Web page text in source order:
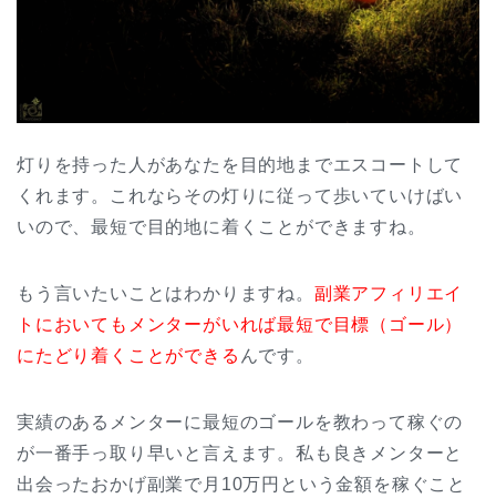
灯りを持った人があなたを目的地までエスコートして
くれます。これならその灯りに従って歩いていけばい
いので、最短で目的地に着くことができますね。
もう言いたいことはわかりますね。 副業アフィリエイ
トにおいてもメンターがいれば最短で目標（ゴール）
にたどり着くことができる んです。
実績のあるメンターに最短のゴールを教わって稼ぐの
が一番手っ取り早いと言えます。私も良きメンターと
出会ったおかげ副業で月10万円という金額を稼ぐこと